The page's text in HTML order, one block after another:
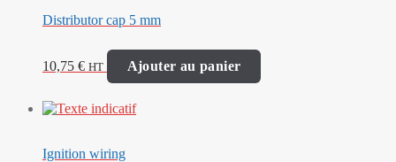
Distributor cap 5 mm
10,75 € HT Ajouter au panier
Ignition wiring